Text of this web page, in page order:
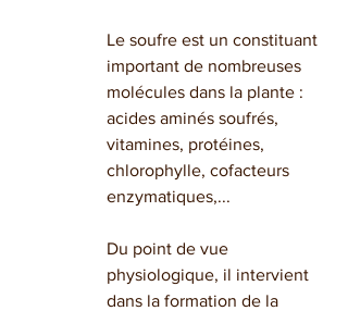
Le soufre est un constituant
important de nombreuses
molécules dans la plante :
acides aminés soufrés,
vitamines, protéines,
chlorophylle, cofacteurs
enzymatiques,...
Du point de vue
physiologique, il intervient
dans la formation de la